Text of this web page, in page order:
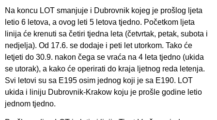
Na koncu LOT smanjuje i Dubrovnik kojeg je prošlog ljeta
letio 6 letova, a ovog leti 5 letova tjedno. Početkom ljeta
linija će krenuti sa četiri tjedna leta (četvrtak, petak, subota i
nedjelja). Od 17.6. se dodaje i peti let utorkom. Tako će
letjeti do 30.9. nakon čega se vraća na 4 leta tjedno (ukida
se utorak), a kako će operirati do kraja ljetnog reda letenja.
Svi letovi su sa E195 osim jednog koji je sa E190. LOT
ukida i liniju Dubrovnik-Krakow koju je prošle godine letio
jednom tjedno.